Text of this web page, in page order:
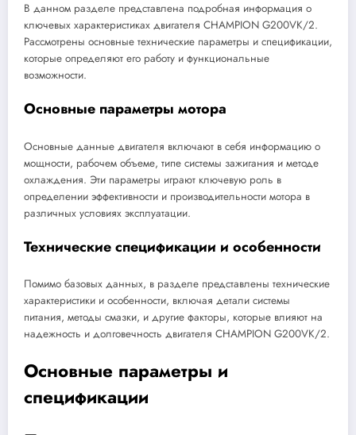
В данном разделе представлена подробная информация о
ключевых характеристиках двигателя CHAMPION G200VK/2.
Рассмотрены основные технические параметры и спецификации,
которые определяют его работу и функциональные
возможности.
Основные параметры мотора
Основные данные двигателя включают в себя информацию о
мощности, рабочем объеме, типе системы зажигания и методе
охлаждения. Эти параметры играют ключевую роль в
определении эффективности и производительности мотора в
различных условиях эксплуатации.
Технические спецификации и особенности
Помимо базовых данных, в разделе представлены технические
характеристики и особенности, включая детали системы
питания, методы смазки, и другие факторы, которые влияют на
надежность и долговечность двигателя CHAMPION G200VK/2.
Основные параметры и
спецификации